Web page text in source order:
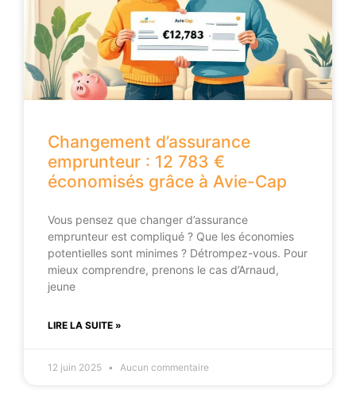
Changement d’assurance
emprunteur : 12 783 €
économisés grâce à Avie-Cap
Vous pensez que changer d’assurance
emprunteur est compliqué ? Que les économies
potentielles sont minimes ? Détrompez-vous. Pour
mieux comprendre, prenons le cas d’Arnaud,
jeune
LIRE LA SUITE »
12 juin 2025 Aucun commentaire